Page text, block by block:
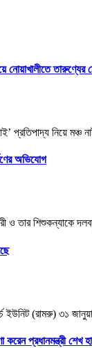
নোয়াখালীতে তারুণ্যের
প্রতিপাদ্য নিয়ে
অভিযোগ
নারী ও তার
ইউনিট (রামরু) ৩১
প্রধানমন্ত্রী শেখ